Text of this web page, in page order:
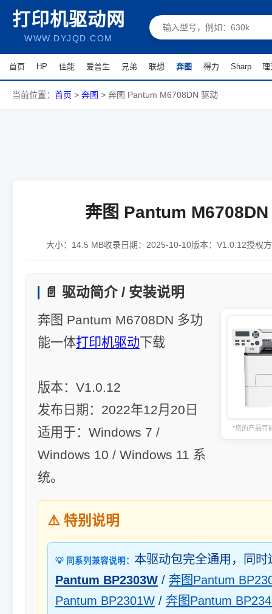
打印机驱动网
WWW.DYJQD.COM
首页 HP 佳能 爱普生 兄弟 联想 奔图 得力 Sharp 理
当前位置： 首页 > 奔图 > 奔图 Pantum M6708DN 驱动
奔图 Pantum M6708DN
大小： 14.5 MB收录日期： 2025-10-10版本： V1.0.12授权
📄 驱动简介 / 安装说明
*您的产品可
奔图 Pantum M6708DN 多功
能一体打印机驱动下载
版本：V1.0.12
发布日期：2022年12月20日
适用于：Windows 7 /
Windows 10 / Windows 11 系
统。
⚠️ 特别说明
💡 同系列兼容说明： 本驱动包完全通用，同
Pantum BP2303W / 奔图Pantum
Pantum BP2301W / 奔图Pantum